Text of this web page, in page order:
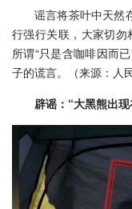
谣言将茶叶中天然
行强行关联，大家切勿
所谓“只是含咖啡因而
子的谎言。（来源：人
辟谣：“大黑熊出